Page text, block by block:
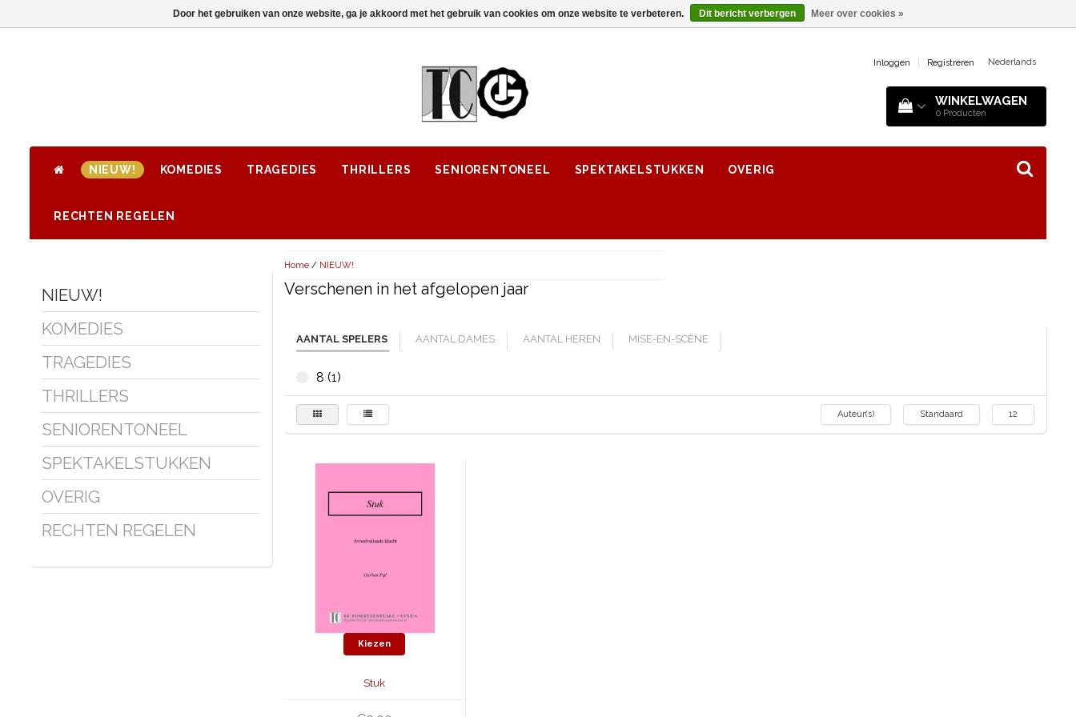
Inloggen Registreren Nederlands
WINKELWAGEN
0 Producten
NIEUW! KOMEDIES TRAGEDIES THRILLERS SENIORENTONEEL SPEKTAKELSTUKKEN OVERIG
RECHTEN REGELEN
NIEUW!
KOMEDIES
TRAGEDIES
THRILLERS
SENIORENTONEEL
SPEKTAKELSTUKKEN
OVERIG
RECHTEN REGELEN
Home/ NIEUW!
Verschenen in het afgelopen jaar
AANTAL SPELERS AANTAL DAMES AANTAL HEREN MISE-EN-SCÈNE
8 (1)
Auteur(s) Standaard 12
Kiezen
Stuk
Door het gebruiken van onze website, ga je akkoord met het gebruik van cookies om onze website te verbeteren. Dit bericht verbergen Meer over cookies »